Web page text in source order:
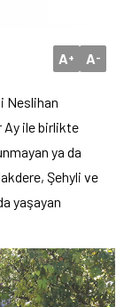
A+ A-
Neslihan
Ay ile birlikte
ya da
Şehyli ve
yaşayan